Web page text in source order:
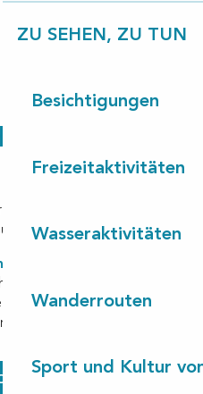
ZU SEHEN, ZU TUN
Besichtigungen
Freizeitaktivitäten
Wasseraktivitäten
Wanderrouten
Sport und Kultur
NICHT?
baskischen Freunden zu
:
Cité de l’Océan
in
virtuell zu testen
zu besuchen